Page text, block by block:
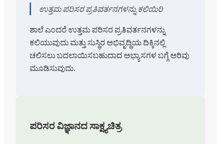
ಉತ್ತಮ ಪರಿಸರ ಪ್ರತಿವರ್ತನಗಳನ್ನು ಕಲಿಯಿರಿ
ಶಾಲೆ ಎಂದರೆ ಉತ್ತಮ ಪರಿಸರ ಪ್ರತಿವರ್ತನಗಳನ್ನು
ಕಲಿಯುವುದು ಮತ್ತು ಸುಸ್ಥಿರ ಅಭಿವೃದ್ಧಿಯ ದಿಕ್ಕಿನಲ್ಲಿ
ಚಲಿಸಲು ಬದಲಾಯಿಸಬಹುದಾದ ಅಭ್ಯಾಸಗಳ ಬಗ್ಗೆ ಅರಿವು
ಮೂಡಿಸುವುದು.
ಪರಿಸರ ವಿಜ್ಞಾನದ ಸಾಕ್ಷ್ಯಚಿತ್ರ